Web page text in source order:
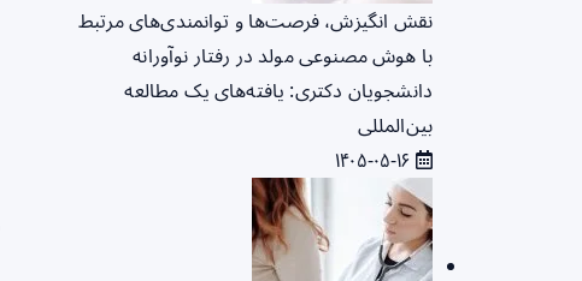
نقش انگیزش، فرصت‌ها و توانمندی‌های مرتبط
با هوش مصنوعی مولد در رفتار نوآورانه
دانشجویان دکتری: یافته‌های یک مطالعه
بین‌المللی